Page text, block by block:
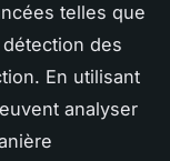
telles que
des
En utilisant
analyser